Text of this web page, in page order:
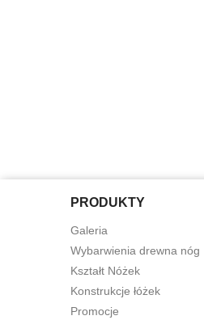
PRODUKTY
Galeria
Wybarwienia drewna nóg
Kształt Nóżek
Konstrukcje łóżek
Promocje